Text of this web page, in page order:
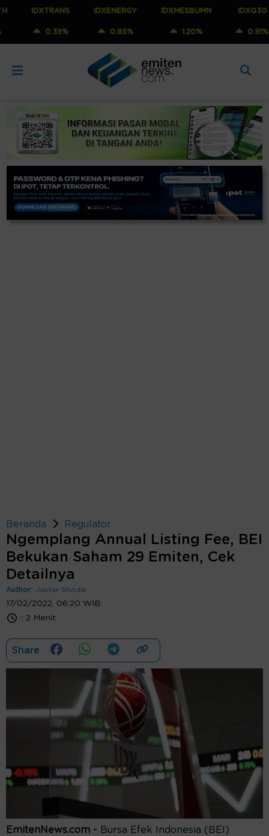
IDXTRANS
0.39%
IDXENERGY
0.85%
IDXMESBUMN
1.20%
IDXQ30
0.91%
Beranda Regulator
Ngemplang Annual Listing Fee, BEI
Bekukan Saham 29 Emiten, Cek
Detailnya
Author: Jakfar Shodik
17/02/2022, 06:20 WIB
: 2 Menit
Share
EmitenNews.com - Bursa Efek Indonesia (BEI)